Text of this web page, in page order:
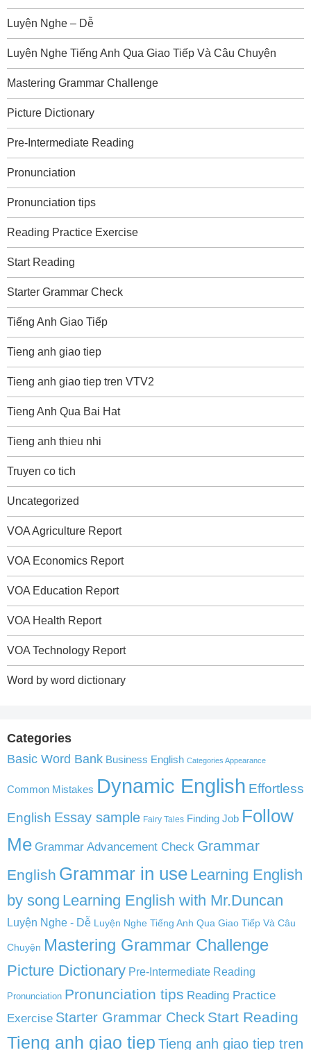
Luyện Nghe – Dễ
Luyện Nghe Tiếng Anh Qua Giao Tiếp Và Câu Chuyện
Mastering Grammar Challenge
Picture Dictionary
Pre-Intermediate Reading
Pronunciation
Pronunciation tips
Reading Practice Exercise
Start Reading
Starter Grammar Check
Tiếng Anh Giao Tiếp
Tieng anh giao tiep
Tieng anh giao tiep tren VTV2
Tieng Anh Qua Bai Hat
Tieng anh thieu nhi
Truyen co tich
Uncategorized
VOA Agriculture Report
VOA Economics Report
VOA Education Report
VOA Health Report
VOA Technology Report
Word by word dictionary
Categories
Basic Word Bank Business English Categories Appearance
Common Mistakes Dynamic English Effortless
English Essay sample Fairy Tales Finding Job Follow
Me Grammar Advancement Check Grammar
English Grammar in use Learning English
by song Learning English with Mr.Duncan
Luyện Nghe - Dễ Luyện Nghe Tiếng Anh Qua Giao Tiếp Và Câu
Chuyện Mastering Grammar Challenge
Picture Dictionary Pre-Intermediate Reading
Pronunciation Pronunciation tips Reading Practice
Exercise Starter Grammar Check Start Reading
Tieng anh giao tiep Tieng anh giao tiep tren